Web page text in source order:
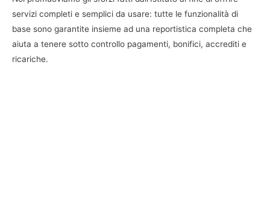
servizi completi e semplici da usare: tutte le funzionalità di
base sono garantite insieme ad una reportistica completa che
aiuta a tenere sotto controllo pagamenti, bonifici, accrediti e
ricariche.